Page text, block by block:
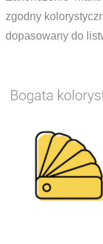
zgodny
dopasowany do